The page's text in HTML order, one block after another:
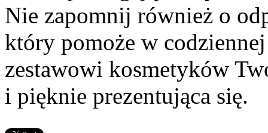
Nie zapomnij również o
który pomoże w
zestawowi kosmetyków
i pięknie prezentująca się.